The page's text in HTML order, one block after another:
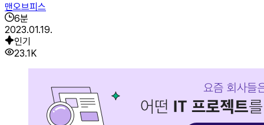
맨오브피스
6분
2023.01.19.
인기
23.1K